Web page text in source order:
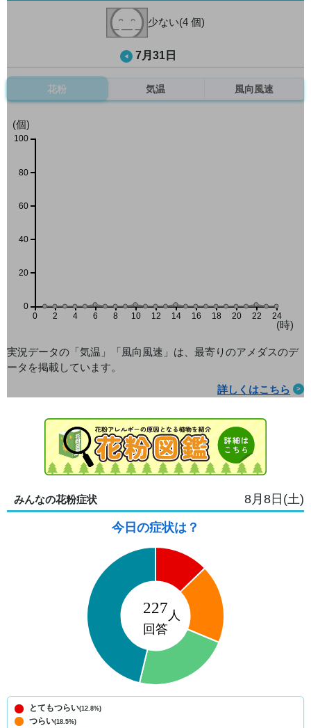
少ない(4 個)
7月31日
花粉 気温 風向風速
0 2 4 6 8 10 12 14 16 18 20 22 24
(個)
(時)
0
20
40
60
80
100
実況データの「気温」「風向風速」は、最寄りのアメダスのデ
ータを掲載しています。
詳しくはこちら
みんなの花粉症状 8月8日(土)
今日の症状は？
とてもつらい(12.8%)
つらい(18.5%)